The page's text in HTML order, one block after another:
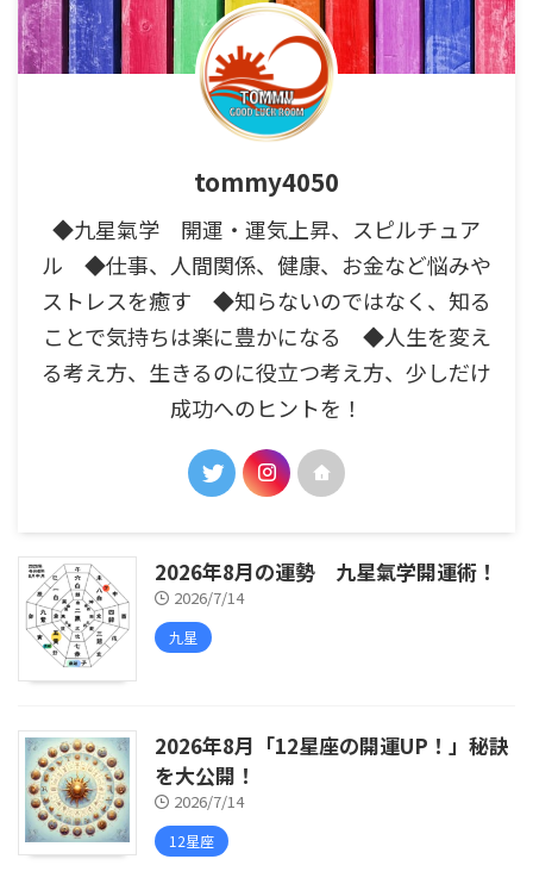
tommy4050
◆九星氣学 開運・運気上昇、スピルチュア
ル ◆仕事、人間関係、健康、お金など悩みや
ストレスを癒す ◆知らないのではなく、知る
ことで気持ちは楽に豊かになる ◆人生を変え
る考え方、生きるのに役立つ考え方、少しだけ
成功へのヒントを！
2026年8月の運勢 九星氣学開運術！
2026/7/14
九星
2026年8月「12星座の開運UP！」秘訣
を大公開！
2026/7/14
12星座